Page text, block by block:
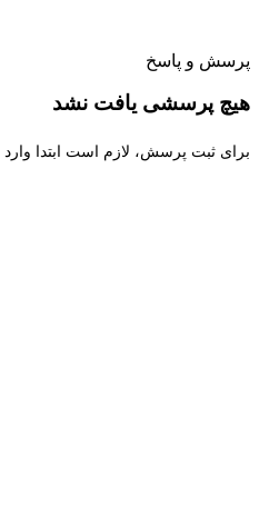
پرسش و پاسخ
هیچ پرسشی یافت نشد
برای ثبت پرسش، لازم است ابتدا